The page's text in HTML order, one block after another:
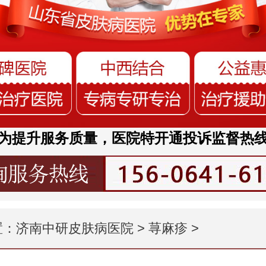
提升服务质量，医院特开通投诉监督热
济南中研皮肤病医院> 荨麻疹 >